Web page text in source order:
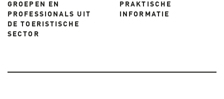
GROEPEN EN
PROFESSIONALS UIT
DE TOERISTISCHE
SECTOR
PRAKTISCHE
INFORMATIE